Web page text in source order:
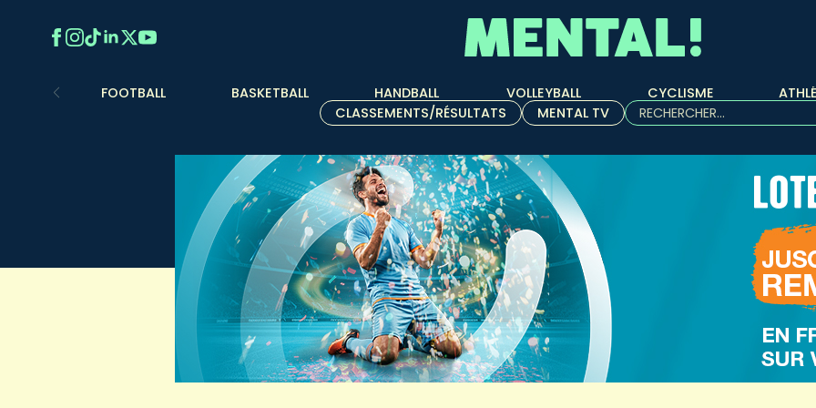
FOOTBALL BASKETBALL HANDBALL VOLLEYBALL CYCLISME
CLASSEMENTS/RÉSULTATS
MENTAL TV
Rechercher :